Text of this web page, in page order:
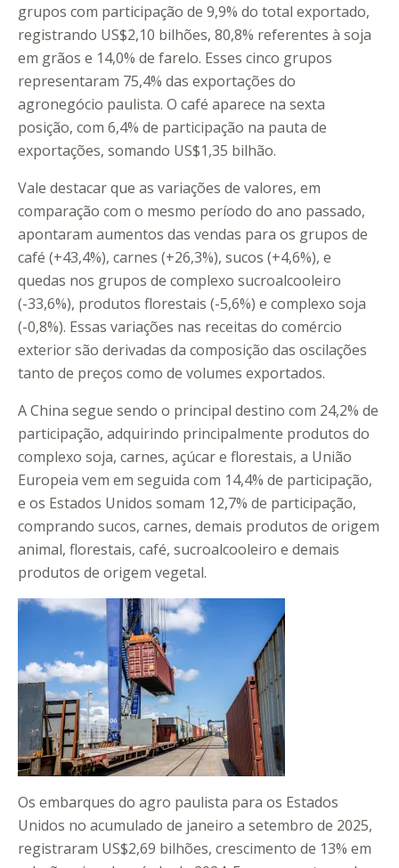
grupos com participação de 9,9% do total exportado,
registrando US$2,10 bilhões, 80,8% referentes à soja
em grãos e 14,0% de farelo. Esses cinco grupos
representaram 75,4% das exportações do
agronegócio paulista. O café aparece na sexta
posição, com 6,4% de participação na pauta de
exportações, somando US$1,35 bilhão.
Vale destacar que as variações de valores, em
comparação com o mesmo período do ano passado,
apontaram aumentos das vendas para os grupos de
café (+43,4%), carnes (+26,3%), sucos (+4,6%), e
quedas nos grupos de complexo sucroalcooleiro
(-33,6%), produtos florestais (-5,6%) e complexo soja
(-0,8%). Essas variações nas receitas do comércio
exterior são derivadas da composição das oscilações
tanto de preços como de volumes exportados.
A China segue sendo o principal destino com 24,2% de
participação, adquirindo principalmente produtos do
complexo soja, carnes, açúcar e florestais, a União
Europeia vem em seguida com 14,4% de participação,
e os Estados Unidos somam 12,7% de participação,
comprando sucos, carnes, demais produtos de origem
animal, florestais, café, sucroalcooleiro e demais
produtos de origem vegetal.
Os embarques do agro paulista para os Estados
Unidos no acumulado de janeiro a setembro de 2025,
registraram US$2,69 bilhões, crescimento de 13% em